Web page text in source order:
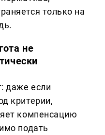
только на
не
даже если
критерии,
компенсацию
подать